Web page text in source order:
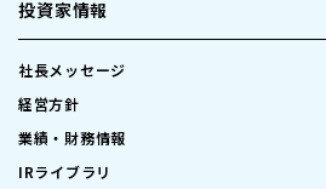
投資家情報
社長メッセージ
経営方針
業績・財務情報
IRライブラリ